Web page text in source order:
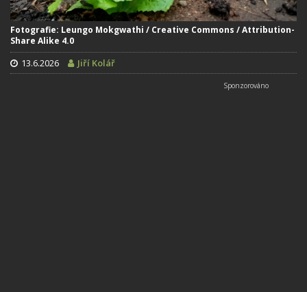
Fotografie: Leungo Mokgwathi / Creative Commons / Attribution-
Share Alike 4.0
13.6.2026 Jiří Kolář